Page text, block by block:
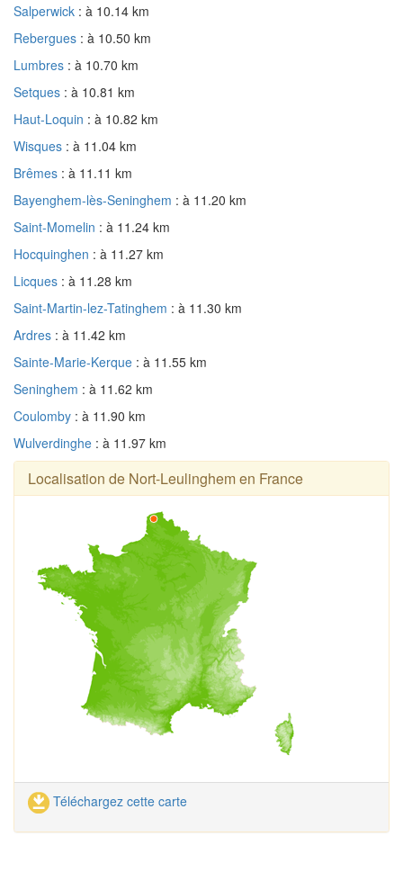
Salperwick : à 10.14 km
Rebergues : à 10.50 km
Lumbres : à 10.70 km
Setques : à 10.81 km
Haut-Loquin : à 10.82 km
Wisques : à 11.04 km
Brêmes : à 11.11 km
Bayenghem-lès-Seninghem : à 11.20 km
Saint-Momelin : à 11.24 km
Hocquinghen : à 11.27 km
Licques : à 11.28 km
Saint-Martin-lez-Tatinghem : à 11.30 km
Ardres : à 11.42 km
Sainte-Marie-Kerque : à 11.55 km
Seninghem : à 11.62 km
Coulomby : à 11.90 km
Wulverdinghe : à 11.97 km
Localisation de Nort-Leulinghem en France
Téléchargez cette carte